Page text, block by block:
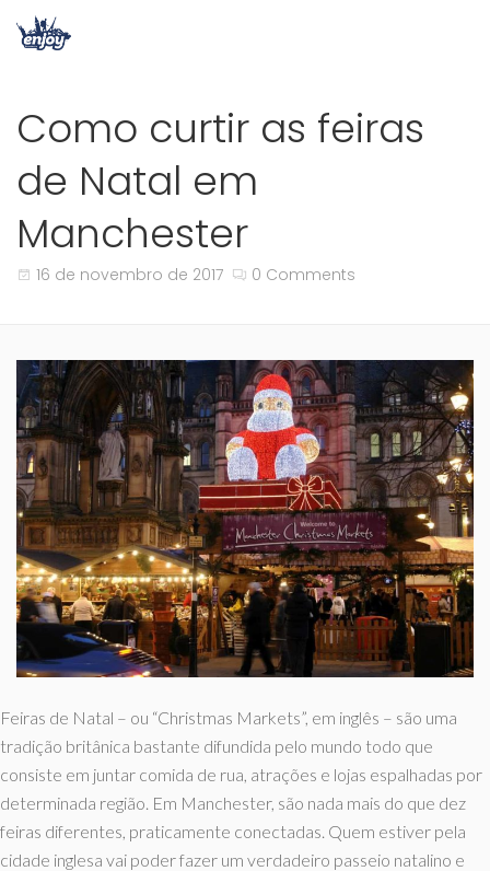
Como curtir as feiras
de Natal em
Manchester
16 de novembro de 2017 0 Comments
Feiras de Natal – ou “Christmas Markets”, em inglês – são uma
tradição britânica bastante difundida pelo mundo todo que
consiste em juntar comida de rua, atrações e lojas espalhadas por
determinada região. Em Manchester, são nada mais do que dez
feiras diferentes, praticamente conectadas. Quem estiver pela
cidade inglesa vai poder fazer um verdadeiro passeio natalino e